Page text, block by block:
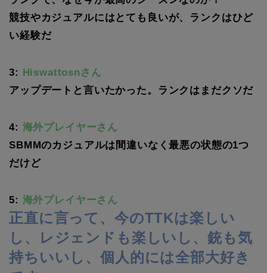
競技やカジュアルにはとても良いが、ランクはひど
い経験だ
3: Hiswattosnさん
アップデートと言いたかった。ランクはまだクソだ
4: 海外プレイヤーさん
SBMMのカジュアルは間違いなく最悪の状態の1つ
だけど
5: 海外プレイヤーさん
正直に言って、今のTTKは楽しい
し、レジェンドも楽しいし、銃も気
持ちいいし、個人的には全部大好き